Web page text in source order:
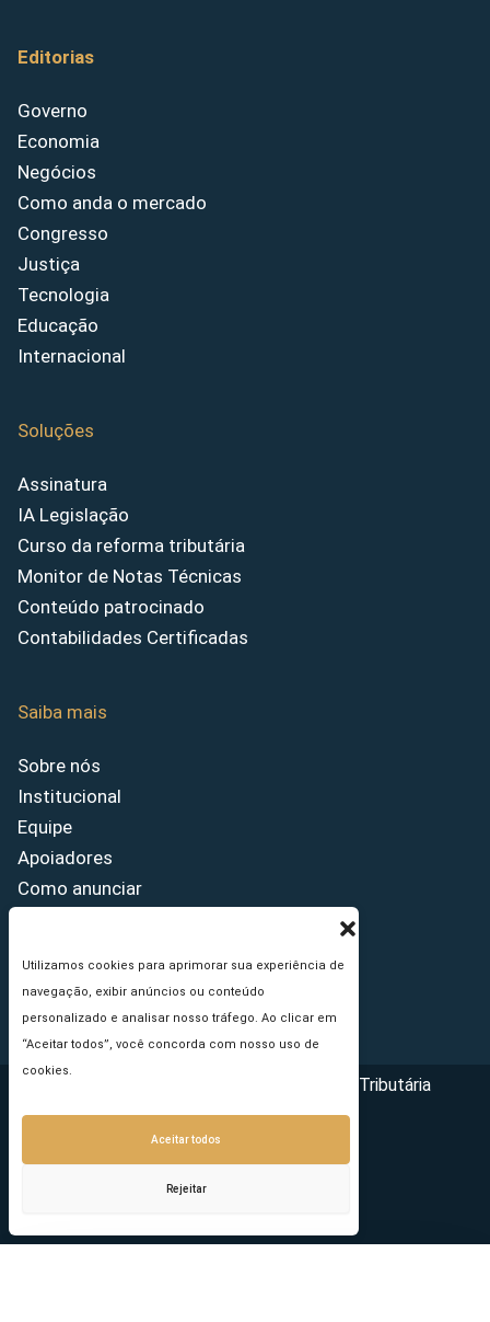
Utilizamos cookies para aprimorar sua experiência de
navegação, exibir anúncios ou conteúdo
personalizado e analisar nosso tráfego. Ao clicar em
“Aceitar todos”, você concorda com nosso uso de
cookies.
Aceitar todos
Rejeitar
Editorias
Governo
Economia
Negócios
Como anda o mercado
Congresso
Justiça
Tecnologia
Educação
Internacional
Soluções
Assinatura
IA Legislação
Curso da reforma tributária
Monitor de Notas Técnicas
Conteúdo patrocinado
Contabilidades Certificadas
Saiba mais
Sobre nós
Institucional
Equipe
Apoiadores
Como anunciar
Princípios Editoriais
Copyright © 2026 - Portal da Reforma Tributária